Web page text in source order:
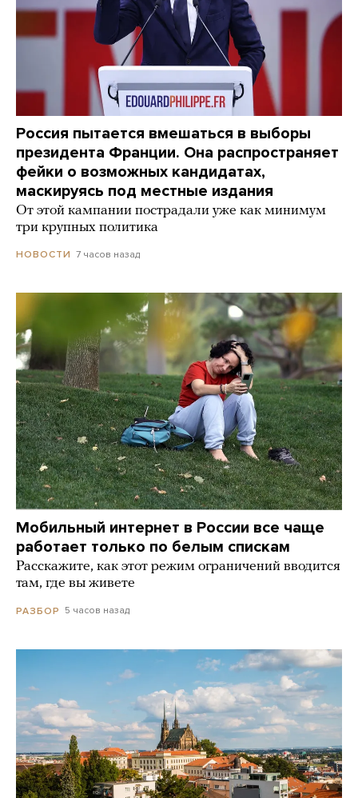
Россия пытается вмешаться в выборы
президента Франции. Она распространяет
фейки о возможных кандидатах,
маскируясь под местные издания
От этой кампании пострадали уже как минимум
три крупных политика
НОВОСТИ 7 часов назад
Мобильный интернет в России все чаще
работает только по белым спискам
Расскажите, как этот режим ограничений вводится
там, где вы живете
РАЗБОР 5 часов назад